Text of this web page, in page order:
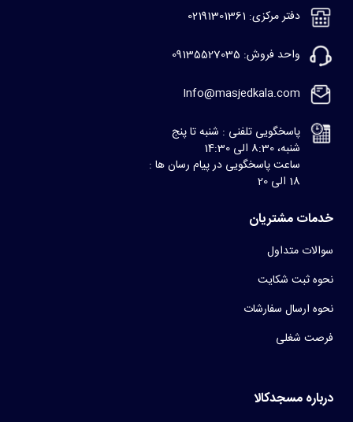
دفتر مرکزی: 02191301361
واحد فروش: 09135527035
Info@masjedkala.com
پاسخگویی تلفنی : شنبه تا پنج
شنبه، 8:30 الی 14:30
ساعت پاسخگویی در پیام رسان ها :
18 الی 20
خدمات مشتریان
سوالات متداول
نحوه ثبت شکایت
نحوه ارسال سفارشات
فرصت شغلی
درباره مسجدکالا